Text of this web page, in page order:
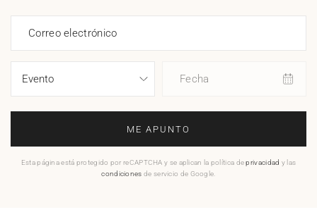
Correo electrónico
Fecha
ME APUNTO
Esta página está protegido por reCAPTCHA y se aplican la política deprivacidad y las
condiciones de servicio de Google.